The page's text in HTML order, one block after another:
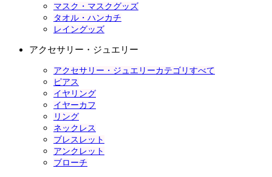
マスク・マスクグッズ
タオル・ハンカチ
レイングッズ
アクセサリー・ジュエリー
アクセサリー・ジュエリーカテゴリすべて
ピアス
イヤリング
イヤーカフ
リング
ネックレス
ブレスレット
アンクレット
ブローチ